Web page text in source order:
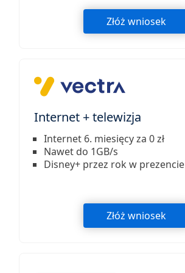
Złóż wniosek
Internet + telewizja
Internet 6. miesięcy za 0 zł
Nawet do 1GB/s
Disney+ przez rok w prezencie
Złóż wniosek